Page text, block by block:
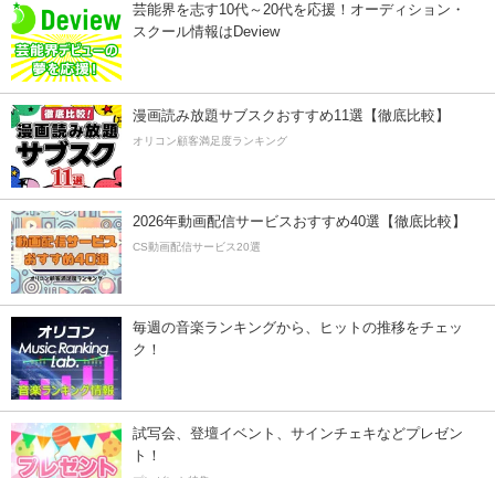
芸能界を志す10代～20代を応援！オーディション・
スクール情報はDeview
漫画読み放題サブスクおすすめ11選【徹底比較】
オリコン顧客満足度ランキング
2026年動画配信サービスおすすめ40選【徹底比較】
CS動画配信サービス20選
毎週の音楽ランキングから、ヒットの推移をチェッ
ク！
試写会、登壇イベント、サインチェキなどプレゼン
ト！